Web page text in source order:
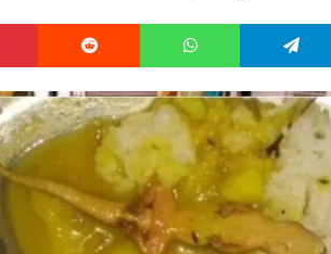
Pinterest Reddit WhatsApp